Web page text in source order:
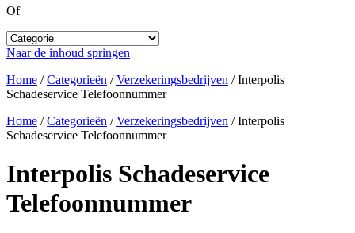
Of
Naar de inhoud springen
Home /Categorieën /Verzekeringsbedrijven /Interpolis
Schadeservice Telefoonnummer
Home /Categorieën /Verzekeringsbedrijven /Interpolis
Schadeservice Telefoonnummer
Interpolis Schadeservice
Telefoonnummer